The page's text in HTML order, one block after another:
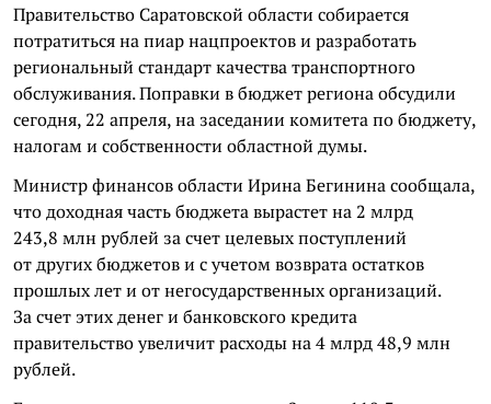
Правительство Саратовской области собирается
потратиться на пиар нацпроектов и разработать
региональный стандарт качества транспортного
обслуживания. Поправки в бюджет региона обсудили
сегодня, 22 апреля, на заседании комитета по бюджету,
налогам и собственности областной думы.
Министр финансов области Ирина Бегинина сообщала,
что доходная часть бюджета вырастет на 2 млрд
243,8 млн рублей за счет целевых поступлений
от других бюджетов и с учетом возврата остатков
прошлых лет и от негосударственных организаций.
За счет этих денег и банковского кредита
правительство увеличит расходы на 4 млрд 48,9 млн
рублей.